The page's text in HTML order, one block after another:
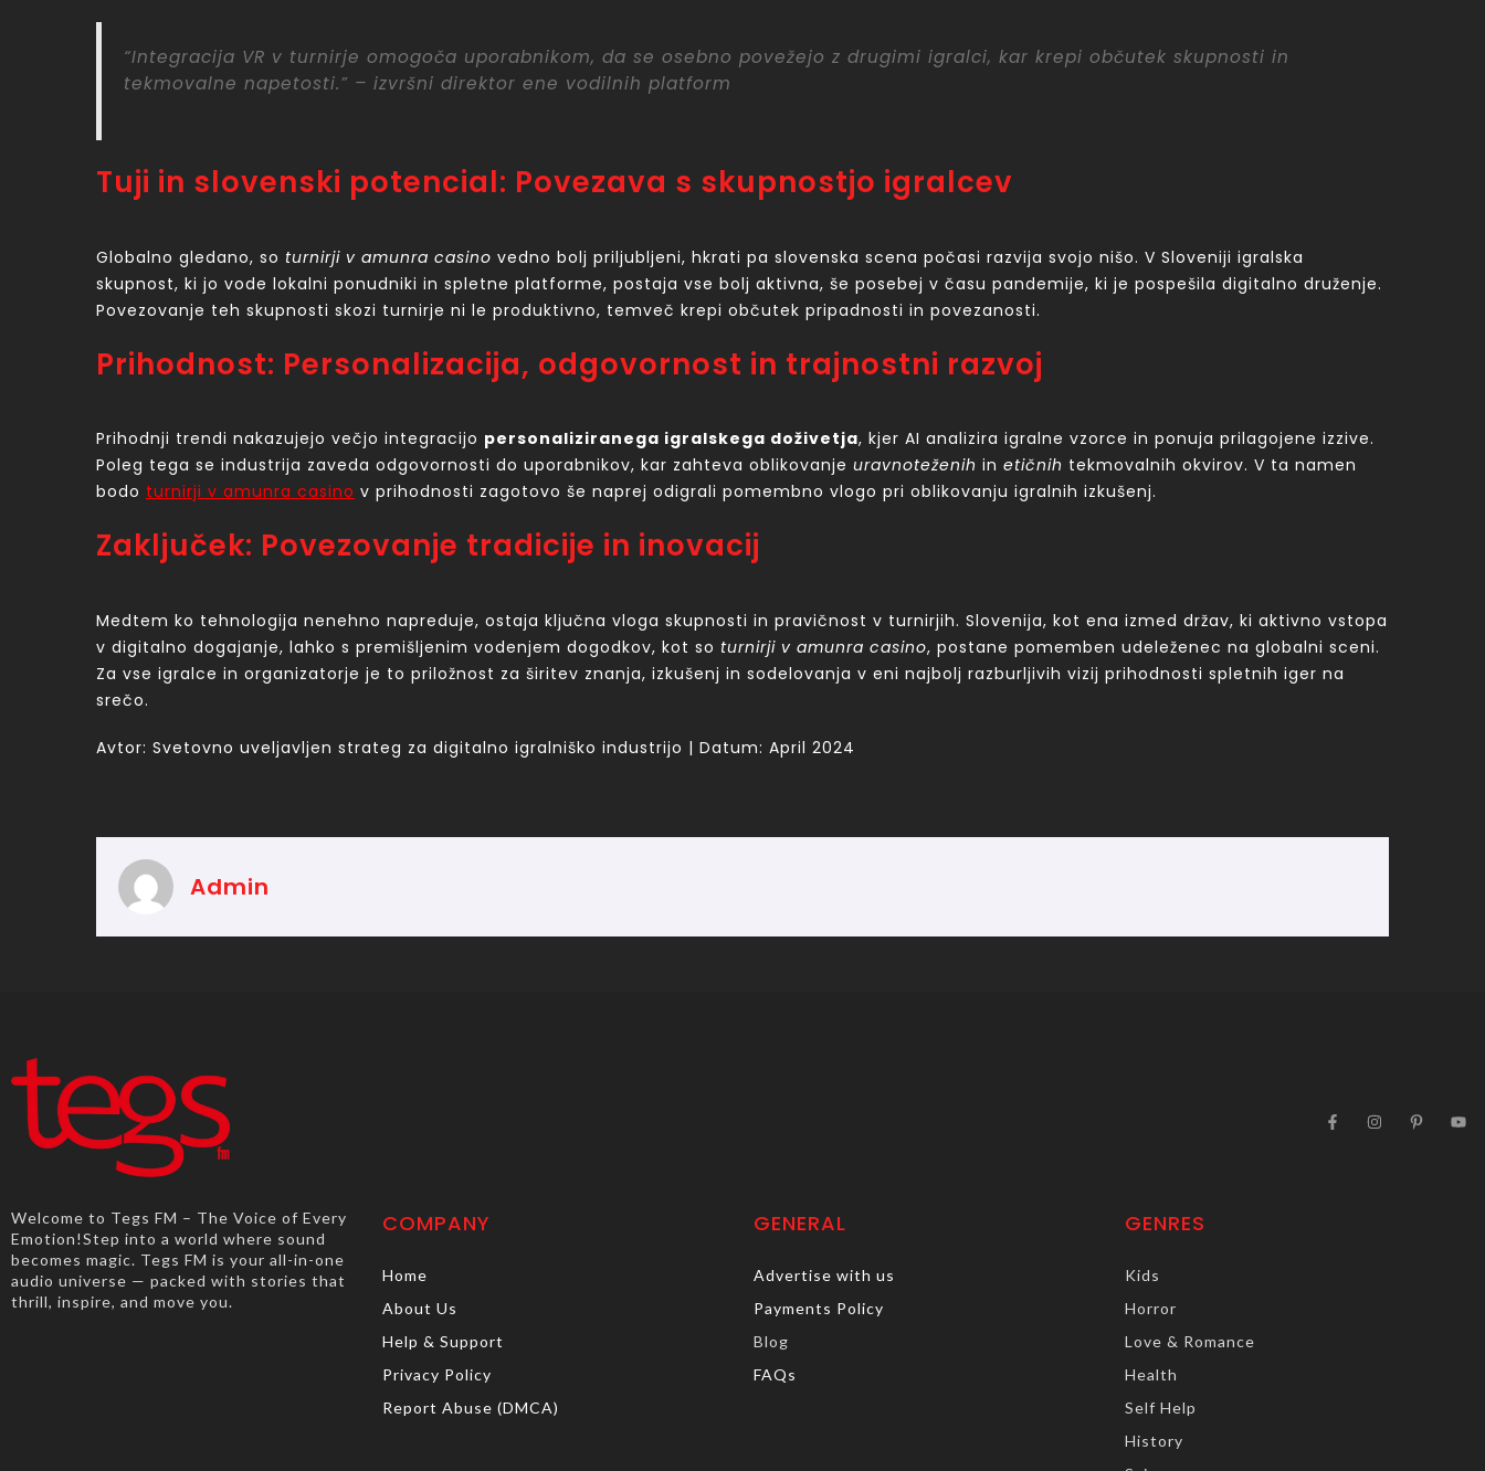
“Integracija VR v turnirje omogoča uporabnikom, da se osebno povežejo z drugimi igralci, kar krepi občutek skupnosti in
tekmovalne napetosti.” – izvršni direktor ene vodilnih platform
Tuji in slovenski potencial: Povezava s skupnostjo igralcev
Globalno gledano, so turnirji v amunra casino vedno bolj priljubljeni, hkrati pa slovenska scena počasi razvija svojo nišo. V Sloveniji igralska
skupnost, ki jo vode lokalni ponudniki in spletne platforme, postaja vse bolj aktivna, še posebej v času pandemije, ki je pospešila digitalno druženje.
Povezovanje teh skupnosti skozi turnirje ni le produktivno, temveč krepi občutek pripadnosti in povezanosti.
Prihodnost: Personalizacija, odgovornost in trajnostni razvoj
Prihodnji trendi nakazujejo večjo integracijo personaliziranega igralskega doživetja, kjer AI analizira igralne vzorce in ponuja prilagojene izzive.
Poleg tega se industrija zaveda odgovornosti do uporabnikov, kar zahteva oblikovanje uravnoteženih in etičnih tekmovalnih okvirov. V ta namen
bodo turnirji v amunra casino v prihodnosti zagotovo še naprej odigrali pomembno vlogo pri oblikovanju igralnih izkušenj.
Zaključek: Povezovanje tradicije in inovacij
Medtem ko tehnologija nenehno napreduje, ostaja ključna vloga skupnosti in pravičnost v turnirjih. Slovenija, kot ena izmed držav, ki aktivno vstopa
v digitalno dogajanje, lahko s premišljenim vodenjem dogodkov, kot so turnirji v amunra casino, postane pomemben udeleženec na globalni sceni.
Za vse igralce in organizatorje je to priložnost za širitev znanja, izkušenj in sodelovanja v eni najbolj razburljivih vizij prihodnosti spletnih iger na
srečo.
Avtor: Svetovno uveljavljen strateg za digitalno igralniško industrijo | Datum: April 2024
Admin
Welcome to Tegs FM – The Voice of Every
Emotion!Step into a world where sound
becomes magic. Tegs FM is your all-in-one
audio universe — packed with stories that
thrill, inspire, and move you.
COMPANY
Home
About Us
Help & Support
Privacy Policy
Report Abuse (DMCA)
GENERAL
Advertise with us
Payments Policy
Blog
FAQs
GENRES
Kids
Horror
Love & Romance
Health
Self Help
History